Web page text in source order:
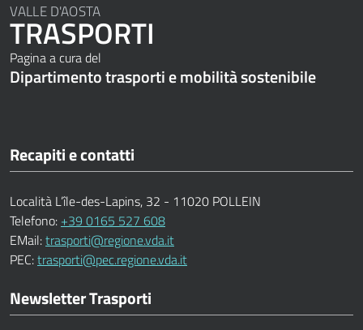
VALLE D'AOSTA
TRASPORTI
Pagina a cura del
Dipartimento trasporti e mobilità sostenibile
Recapiti e contatti
Località L’île-des-Lapins, 32 - 11020 POLLEIN
Telefono: +39 0165 527 608
EMail:trasporti@regione.vda.it
PEC:trasporti@pec.regione.vda.it
Newsletter Trasporti